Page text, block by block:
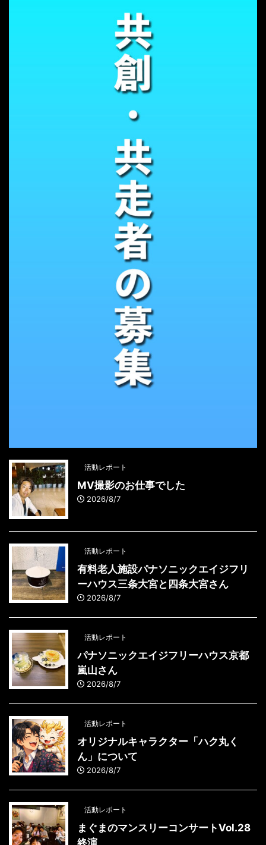
活動レポート
MV撮影のお仕事でした
2026/8/7
活動レポート
有料老人施設パナソニックエイジフリ
ーハウス三条大宮と四条大宮さん
2026/8/7
活動レポート
パナソニックエイジフリーハウス京都
嵐山さん
2026/8/7
活動レポート
オリジナルキャラクター「ハク丸く
ん」について
2026/8/7
活動レポート
まぐまのマンスリーコンサートVol.28
終演